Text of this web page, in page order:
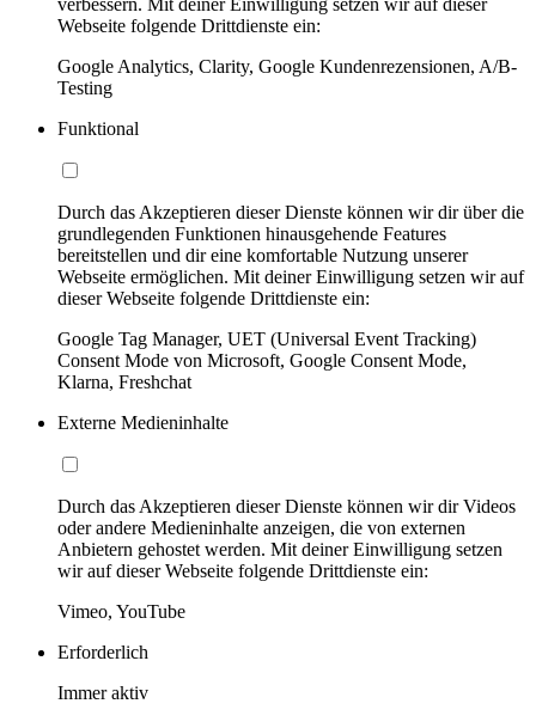
verbessern. Mit deiner Einwilligung setzen wir auf dieser
Webseite folgende Drittdienste ein:
Google Analytics, Clarity, Google Kundenrezensionen, A/B-
Testing
Funktional
Durch das Akzeptieren dieser Dienste können wir dir über die
grundlegenden Funktionen hinausgehende Features
bereitstellen und dir eine komfortable Nutzung unserer
Webseite ermöglichen. Mit deiner Einwilligung setzen wir auf
dieser Webseite folgende Drittdienste ein:
Google Tag Manager, UET (Universal Event Tracking)
Consent Mode von Microsoft, Google Consent Mode,
Klarna, Freshchat
Externe Medieninhalte
Durch das Akzeptieren dieser Dienste können wir dir Videos
oder andere Medieninhalte anzeigen, die von externen
Anbietern gehostet werden. Mit deiner Einwilligung setzen
wir auf dieser Webseite folgende Drittdienste ein:
Vimeo, YouTube
Erforderlich
Immer aktiv